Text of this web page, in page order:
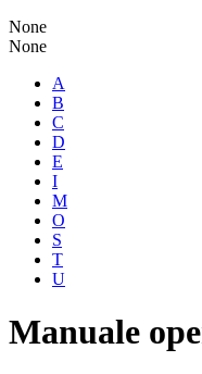
None
None
A
B
C
D
E
I
M
O
S
T
U
Manuale